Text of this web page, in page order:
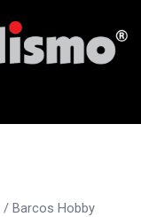
/ Barcos Hobby